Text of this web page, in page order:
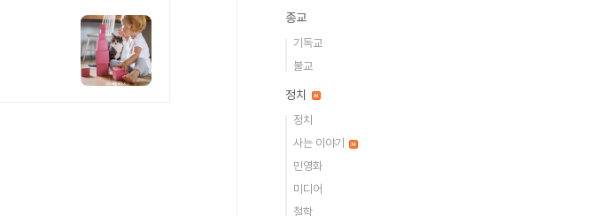
종교
기독교
불교
정치
정치
사는 이야기
민영화
미디어
철학